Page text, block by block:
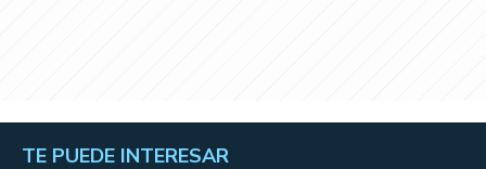
TE PUEDE INTERESAR